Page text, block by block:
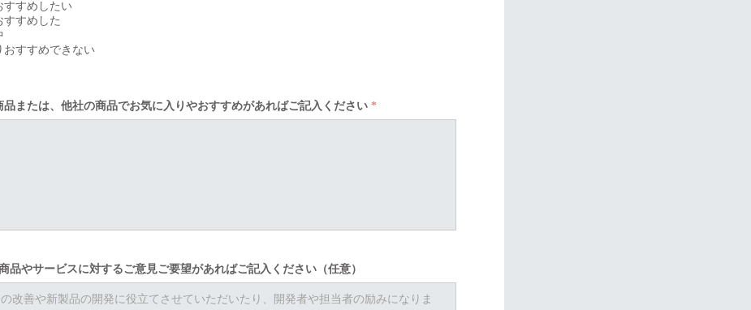
すすめしたい
すすめした
おすすめできない
品または、他社の商品でお気に入りやおすすめがあればご記入ください
品やサービスに対するご意見ご要望があればご記入ください（任意）